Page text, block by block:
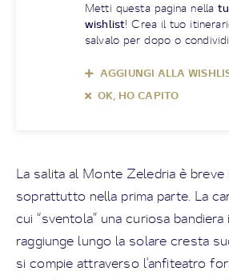
Metti questa pagina nella
wishlist! Crea il tuo
salvalo per dopo o
AGGIUNGI ALLA
OK, HO CAPITO
La salita al Monte Zeledria è breve
soprattutto nella prima parte. La
cui “sventola” una curiosa
raggiunge lungo la solare cresta
si compie attraverso l'anfiteatro